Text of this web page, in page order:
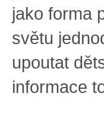
jako forma
světu
upoutat
informace